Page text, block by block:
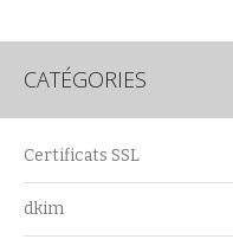
CATÉGORIES
Certificats SSL
dkim